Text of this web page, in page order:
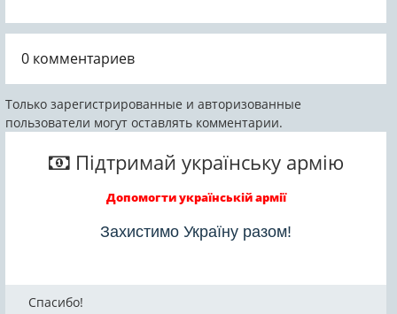
включают ножницы,
щипцы, мерную
драконами, Тилля
0 комментариев
Только зарегистрированные и авторизованные
пользователи могут оставлять комментарии.
Підтримай українську армію
Допомогти українській армії
Захистимо Україну разом!
Спасибо!